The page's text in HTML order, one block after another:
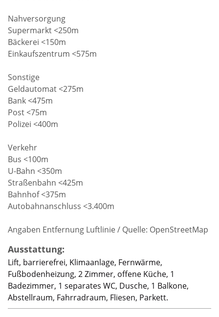
Nahversorgung
Supermarkt <250m
Bäckerei <150m
Einkaufszentrum <575m
Sonstige
Geldautomat <275m
Bank <475m
Post <75m
Polizei <400m
Verkehr
Bus <100m
U-Bahn <350m
Straßenbahn <425m
Bahnhof <375m
Autobahnanschluss <3.400m
Angaben Entfernung Luftlinie / Quelle: OpenStreetMap
Ausstattung:
Lift, barrierefrei, Klimaanlage, Fernwärme,
Fußbodenheizung, 2 Zimmer, offene Küche, 1
Badezimmer, 1 separates WC, Dusche, 1 Balkone,
Abstellraum, Fahrradraum, Fliesen, Parkett.